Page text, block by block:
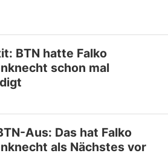
BTN hatte Falko
schon mal
Aus: Das hat Falko
als Nächstes vor